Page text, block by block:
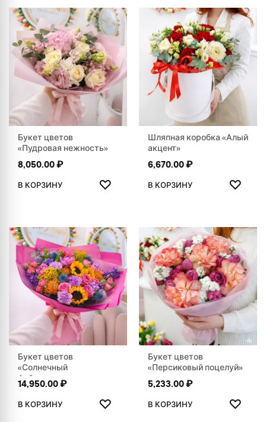
Букет цветов
«Пудровая нежность»
8,050.00₽
В КОРЗИНУ ♡
ДОБАВИТЬ В ИЗБРАННОЕ
Шляпная коробка «Алый
акцент»
6,670.00₽
В КОРЗИНУ ♡
Букет цветов
«Солнечный
фейерверк»
14,950.00₽
В КОРЗИНУ ♡
ДОБАВИТЬ В ИЗБРАННОЕ
Букет цветов
«Персиковый поцелуй»
5,233.00₽
В КОРЗИНУ ♡